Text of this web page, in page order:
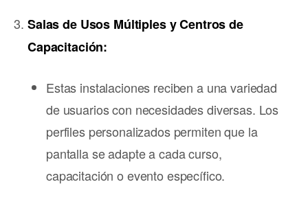
Salas de Usos Múltiples y Centros de
Capacitación:
Estas instalaciones reciben a una variedad
de usuarios con necesidades diversas. Los
perfiles personalizados permiten que la
pantalla se adapte a cada curso,
capacitación o evento específico.